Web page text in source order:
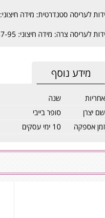
לעריסה סטנדרטית: מידה חיצוני: 61-95 ס"מ+ מידה פנימי: 56-90 ס"מ.
לעריסה צרה: מידה חיצוני: 57-95 ס"מ+ מידה פנימי: 52-90 ס"מ
מידע נוסף
אחריות
שנה
שם יצרן
סופר בייבי
זמן אספקה
10 ימי עסקים